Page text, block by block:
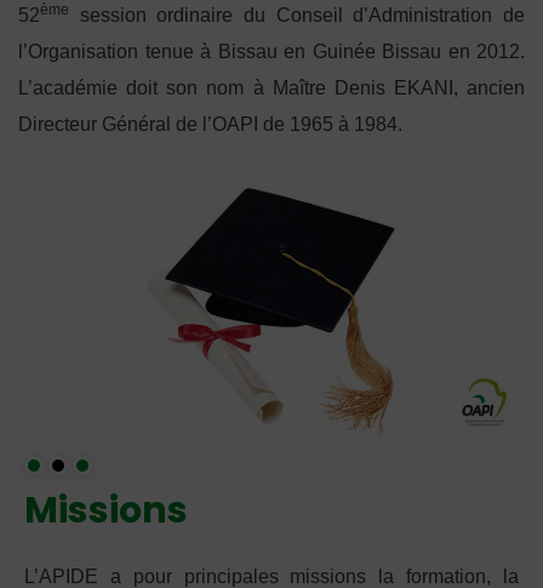
52ème
session ordinaire du Conseil d’Administration de
l’Organisation tenue à Bissau en Guinée Bissau en 2012.
L’académie doit son nom à Maître Denis EKANI, ancien
Directeur Général de l’OAPI de 1965 à 1984.
Missions
L’APIDE a pour principales missions la formation, la